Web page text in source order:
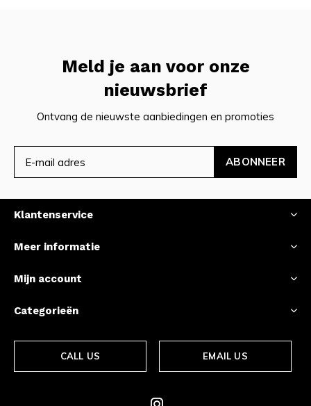
Meld je aan voor onze
nieuwsbrief
Ontvang de nieuwste aanbiedingen en promoties
ABONNEER
Klantenservice
Meer informatie
Mijn account
Categorieën
CALL US EMAIL US